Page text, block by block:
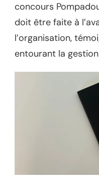
concours
doit être faite à
l’organisation,
entourant la